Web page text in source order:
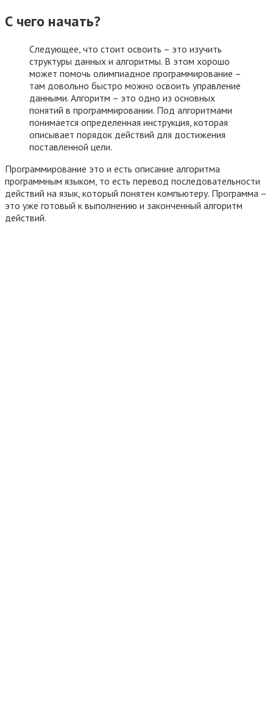
С чего начать?
Следующее, что стоит освоить – это изучить
структуры данных и алгоритмы. В этом хорошо
может помочь олимпиадное программирование –
там довольно быстро можно освоить управление
данными. Алгоритм – это одно из основных
понятий в программировании. Под алгоритмами
понимается определенная инструкция, которая
описывает порядок действий для достижения
поставленной цели.
Программирование это и есть описание алгоритма
программным языком, то есть перевод последовательности
действий на язык, который понятен компьютеру. Программа –
это уже готовый к выполнению и законченный алгоритм
действий.